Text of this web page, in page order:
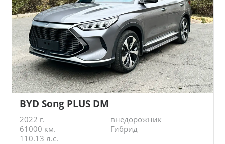
BYD Song PLUS DM
2022 г.
внедорожник
61000 км.
Гибрид
110.13 л.с.